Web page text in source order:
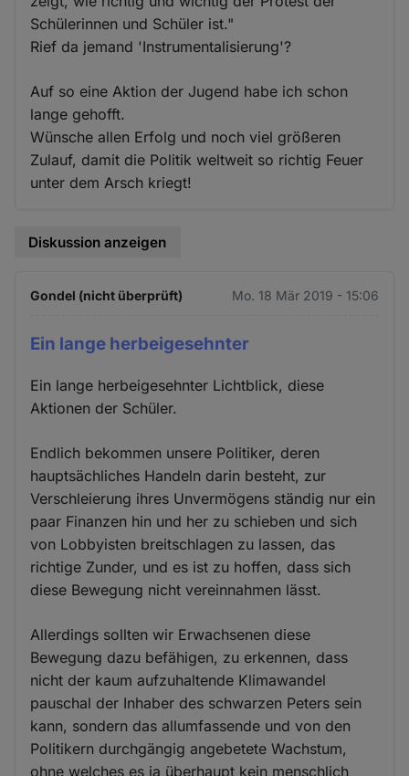
Schülerinnen und Schüler ist."
Rief da jemand 'Instrumentalisierung'?
Auf so eine Aktion der Jugend habe ich schon
lange gehofft.
Wünsche allen Erfolg und noch viel größeren
Zulauf, damit die Politik weltweit so richtig Feuer
unter dem Arsch kriegt!
Diskussion anzeigen
Gondel (nicht überprüft) Mo. 18 Mär 2019 - 15:06
Ein lange herbeigesehnter
Ein lange herbeigesehnter Lichtblick, diese
Aktionen der Schüler.
Endlich bekommen unsere Politiker, deren
hauptsächliches Handeln darin besteht, zur
Verschleierung ihres Unvermögens ständig nur ein
paar Finanzen hin und her zu schieben und sich
von Lobbyisten breitschlagen zu lassen, das
richtige Zunder, und es ist zu hoffen, dass sich
diese Bewegung nicht vereinnahmen lässt.
Allerdings sollten wir Erwachsenen diese
Bewegung dazu befähigen, zu erkennen, dass
nicht der kaum aufzuhaltende Klimawandel
pauschal der Inhaber des schwarzen Peters sein
kann, sondern das allumfassende und von den
Politikern durchgängig angebetete Wachstum,
ohne welches es ja überhaupt kein menschlich